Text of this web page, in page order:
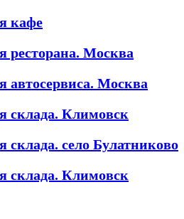
кафе
ресторана. Москва
автосервиса. Москва
склада. Климовск
село Булатниково
склада. Климовск